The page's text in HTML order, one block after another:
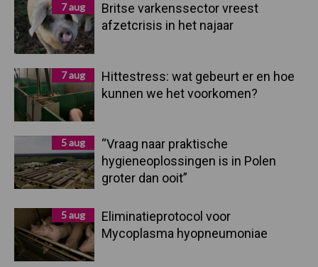
7 aug
Britse varkenssector vreest
afzetcrisis in het najaar
7 aug
Hittestress: wat gebeurt er en hoe
kunnen we het voorkomen?
5 aug
“Vraag naar praktische
hygieneoplossingen is in Polen
groter dan ooit”
5 aug
Eliminatieprotocol voor
Mycoplasma hyopneumoniae